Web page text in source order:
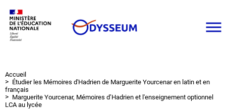
contenu
principal
Fil
d'Ariane
Accueil
Étudier les Mémoires d'Hadrien de Marguerite Yourcenar en latin et en
français
Marguerite Yourcenar, Mémoires d’Hadrien et l'enseignement optionnel
LCA au lycée